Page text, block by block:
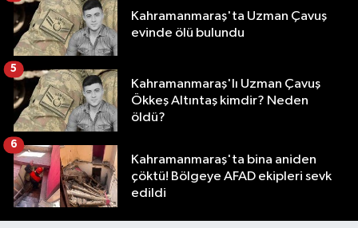
Kahramanmaraş'ta Uzman Çavuş
evinde ölü bulundu
Kahramanmaraş'lı Uzman Çavuş
Ökkeş Altıntaş kimdir? Neden
öldü?
5
Kahramanmaraş'ta bina aniden
çöktü! Bölgeye AFAD ekipleri sevk
edildi
6